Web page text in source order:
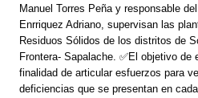
Manuel Torres Peña y responsable
Enrriquez Adriano, supervisan las
Residuos Sólidos de los distritos de
Frontera- Sapalache. ✅El objetivo
finalidad de articular esfuerzos para
deficiencias que se presentan en